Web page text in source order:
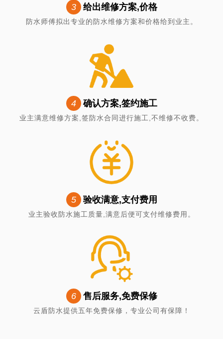
3 给出维修方案,价格
防水师傅拟出专业的防水维修方案和价格给到业主。
4 确认方案,签约施工
业主满意维修方案,签防水合同进行施工,不维修不收费。
5 验收满意,支付费用
业主验收防水施工质量,满意后便可支付维修费用。
6 售后服务,免费保修
云盾防水提供五年免费保修，专业公司有保障！